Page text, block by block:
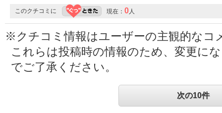
このクチコミに 現在： 0人
※クチコミ情報はユーザーの主観的なコ
これらは投稿時の情報のため、変更に
でご了承ください。
次の10件